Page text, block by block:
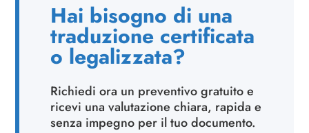
Hai bisogno di una
traduzione certificata
o legalizzata?
Richiedi ora un preventivo gratuito e
ricevi una valutazione chiara, rapida e
senza impegno per il tuo documento.